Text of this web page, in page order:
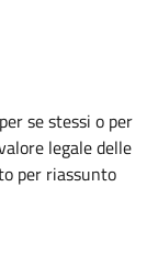
se stessi o per
legale delle
per riassunto